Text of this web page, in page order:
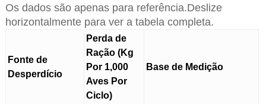
Os dados são apenas para referência.Deslize
horizontalmente para ver a tabela completa.
Fonte de
Desperdício
Perda de
Ração (Kg
Por 1,000
Aves Por
Ciclo)
Base de Medição